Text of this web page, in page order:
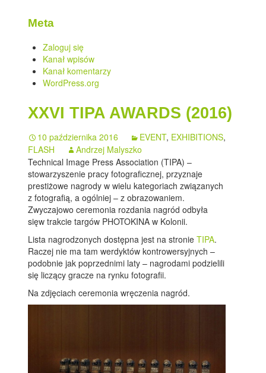
Meta
Zaloguj się
Kanał wpisów
Kanał komentarzy
WordPress.org
XXVI TIPA AWARDS (2016)
10 października 2016 EVENT, EXHIBITIONS,
FLASH
Andrzej Malyszko
Technical Image Press Association (TIPA) –
stowarzyszenie pracy fotograficznej, przyznaje
prestiżowe nagrody w wielu kategoriach związanych
z fotografią, a ogólniej – z obrazowaniem.
Zwyczajowo ceremonia rozdania nagród odbyła
sięw trakcie targów PHOTOKINA w Kolonii.
Lista nagrodzonych dostępna jest na stronieTIPA.
Raczej nie ma tam werdyktów kontrowersyjnych –
podobnie jak poprzednimi laty – nagrodami podzielili
się liczący gracze na rynku fotografii.
Na zdjęciach ceremonia wręczenia nagród.